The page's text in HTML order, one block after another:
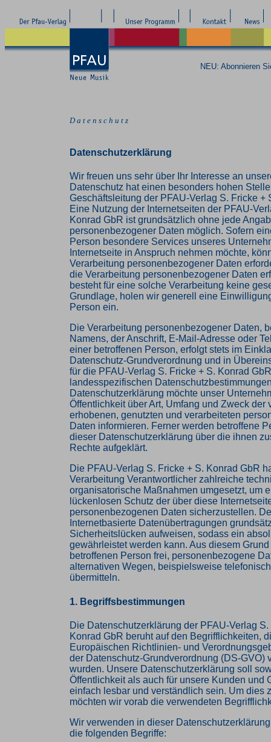
NEU: Abonnieren
D a t e n s c h u t z
Datenschutzerklärung
Wir freuen uns sehr über Ihr Interesse an
Datenschutz hat einen besonders hohen
Geschäftsleitung der PFAU-Verlag S. Fricke +
Eine Nutzung der Internetseiten der PFAU-
Konrad GbR ist grundsätzlich ohne jede
personenbezogener Daten möglich. Sofern
Person besondere Services unseres
Internetseite in Anspruch nehmen möchte,
Verarbeitung personenbezogener Daten
die Verarbeitung personenbezogener Daten
besteht für eine solche Verarbeitung keine
Grundlage, holen wir generell eine
Person ein.
Die Verarbeitung personenbezogener Daten,
Namens, der Anschrift, E-Mail-Adresse oder
einer betroffenen Person, erfolgt stets im
Datenschutz-Grundverordnung und in
für die PFAU-Verlag S. Fricke + S. Konrad
landesspezifischen
Datenschutzerklärung möchte unser
Öffentlichkeit über Art, Umfang und Zweck der
erhobenen, genutzten und verarbeiteten
Daten informieren. Ferner werden betroffene
dieser Datenschutzerklärung über die ihnen
Rechte aufgeklärt.
Die PFAU-Verlag S. Fricke + S. Konrad GbR
Verarbeitung Verantwortlicher zahlreiche
organisatorische Maßnahmen umgesetzt, um
lückenlosen Schutz der über diese
personenbezogenen Daten sicherzustellen.
Internetbasierte Datenübertragungen
Sicherheitslücken aufweisen, sodass ein
gewährleistet werden kann. Aus diesem
betroffenen Person frei, personenbezogene
alternativen Wegen, beispielsweise
übermitteln.
1. Begriffsbestimmungen
Die Datenschutzerklärung der PFAU-Verlag S.
Konrad GbR beruht auf den Begrifflichkeiten,
Europäischen Richtlinien- und
der Datenschutz-Grundverordnung (DS-GVO)
wurden. Unsere Datenschutzerklärung soll
Öffentlichkeit als auch für unsere Kunden und
einfach lesbar und verständlich sein. Um dies
möchten wir vorab die verwendeten
Wir verwenden in dieser
die folgenden Begriffe: